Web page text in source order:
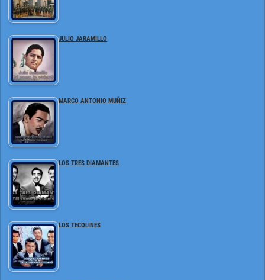
JULIO JARAMILLO
MARCO ANTONIO MUÑIZ
LOS TRES DIAMANTES
LOS TECOLINES